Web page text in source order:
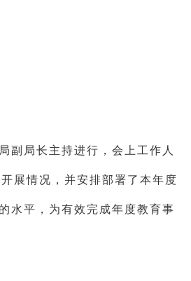
副局长主持进行，会上工作人
展情况，并安排部署了本年度
水平，为有效完成年度教育事